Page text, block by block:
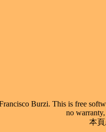
Burzi. This is free
no
本